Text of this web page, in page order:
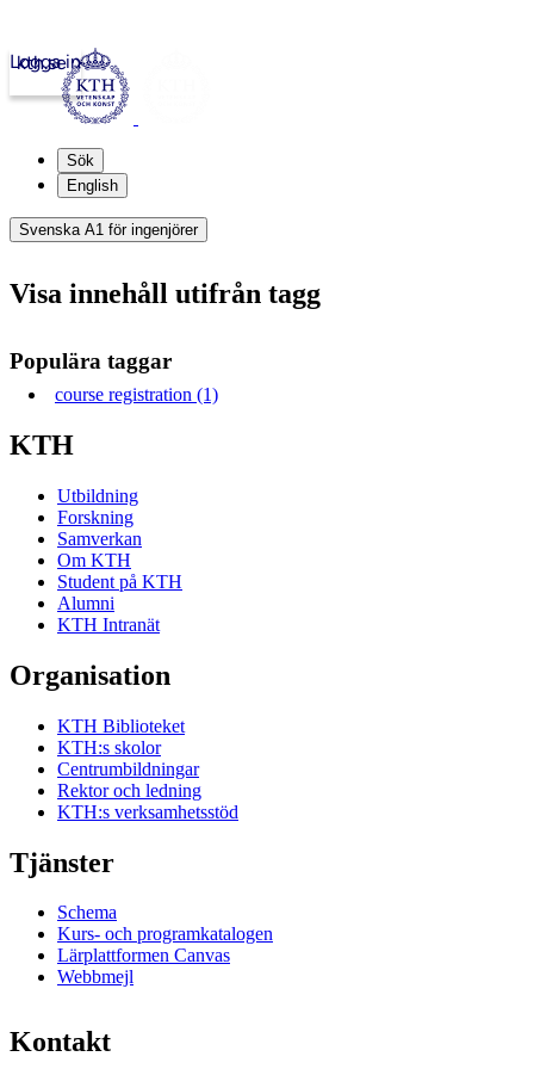
kth.se
Logga in
Sök
English
Svenska A1 för ingenjörer
Visa innehåll utifrån tagg
Populära taggar
course registration (1)
KTH
Utbildning
Forskning
Samverkan
Om KTH
Student på KTH
Alumni
KTH Intranät
Organisation
KTH Biblioteket
KTH:s skolor
Centrumbildningar
Rektor och ledning
KTH:s verksamhetsstöd
Tjänster
Schema
Kurs- och programkatalogen
Lärplattformen Canvas
Webbmejl
Kontakt